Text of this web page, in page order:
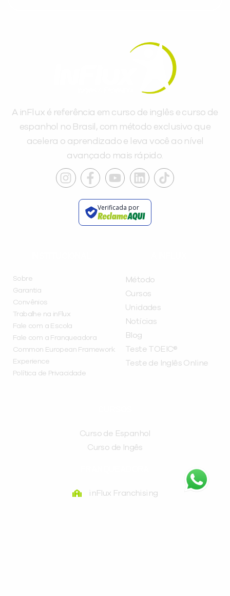
A inFlux é referência em curso de inglês e curso de
espanhol no Brasil, com método exclusivo que
acelera o aprendizado e leva você ao nível
avançado mais rápido.
Verificada por
Sobre
Garantia
Convênios
Trabalhe na inFlux
Fale com a Escola
Fale com a Franqueadora
Common European Framework
Experience
Política de Privacidade
Método
Cursos
Unidades
Notícias
Blog
Teste TOEIC®
Teste de Inglês Online
Curso de Espanhol
Curso de Ingês
inFlux Franchising